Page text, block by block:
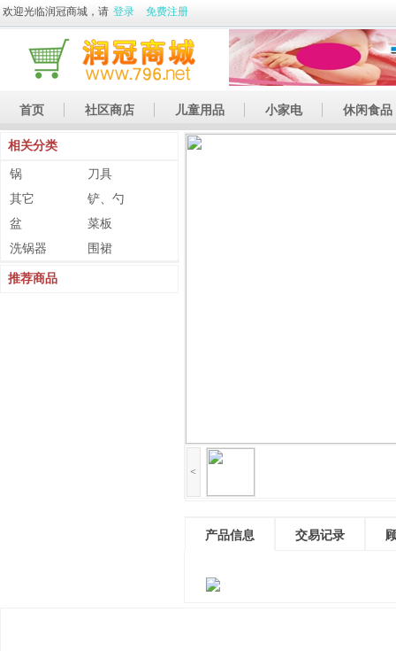
欢迎光临润冠商城，请 登录 免费注册
首页 社区商店 儿童用品 小家电 休闲食品
休闲娱乐 土特产
相关分类
锅
刀具
其它
铲、勺
盆
菜板
洗锅器
围裙
推荐商品
<
产品信息 交易记录